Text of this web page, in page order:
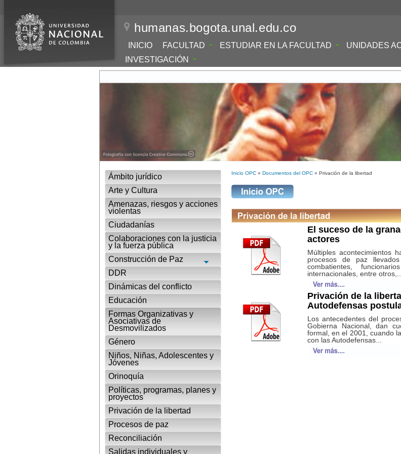
humanas.bogota.unal.edu.co
INICIO FACULTAD ESTUDIAR EN LA FACULTAD UNIDADES
INVESTIGACIÓN
Ámbito jurídico
Arte y Cultura
Amenazas, riesgos y acciones
violentas
Ciudadanías
Colaboraciones con la justicia
y la fuerza pública
Construcción de Paz
DDR
Dinámicas del conflicto
Educación
Formas Organizativas y
Asociativas de
Desmovilizados
Género
Niños, Niñas, Adolescentes y
Jóvenes
Orinoquía
Políticas, programas, planes y
proyectos
Privación de la libertad
Procesos de paz
Reconciliación
Salidas individuales y
Inicio OPC » Documentos del OPC » Privación de la libertad
El suceso de la
actores
Múltiples acontecimientos
procesos de paz
combatientes,
internacionales, entre otros,...
Privación de la
Autodefensas
Los antecedentes del
Gobierna Nacional, dan
formal, en el 2001, cuando
con las Autodefensas...